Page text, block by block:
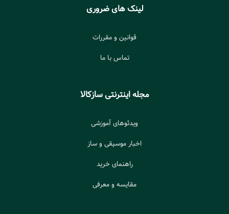
لینک های ضروری
قوانین و مقررات
تماس با ما
مجله اینترنتی سازکالا
ویدئوهای آموزشی
اخبار موسیقی و ساز
راهنمای خرید
مقایسه و معرفی